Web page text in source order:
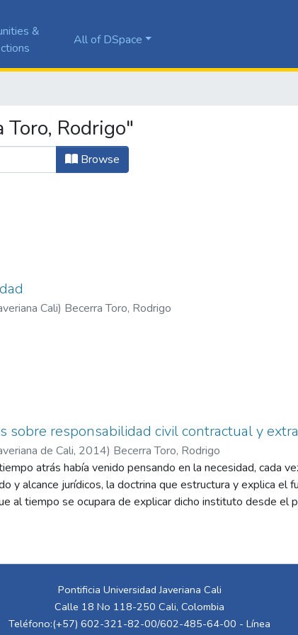
&
All of DSpace
Rodrigo"
Browse
Cali) Becerra Toro, Rodrigo
sobre responsabilidad civil contractual y
de Cali, 2014) Becerra Toro, Rodrigo
atrás había venido pensando en la necesidad, cada
y alcance jurídicos, la doctrina que estructura y explica el
al tiempo se ocupara de explicar dicho instituto desde el
Pensaba en un libro cuyo contenido se ocupara
de las ideas fundamentales que estructuran la
Ello, por cuanto las dos vertientes que fluyen de la
que corresponden a la institución jurídica en el espacio en
Pontificia Universidad Javeriana Cali
Calle 18 No 118-250 Cali, Colombia
Teléfono:(+57) 602-321-82-00/602-485-64-00 - Línea